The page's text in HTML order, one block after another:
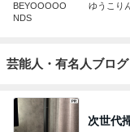
BEYOOOOO
NDS
ゆうこり
芸能人・有名人ブロ
次世代